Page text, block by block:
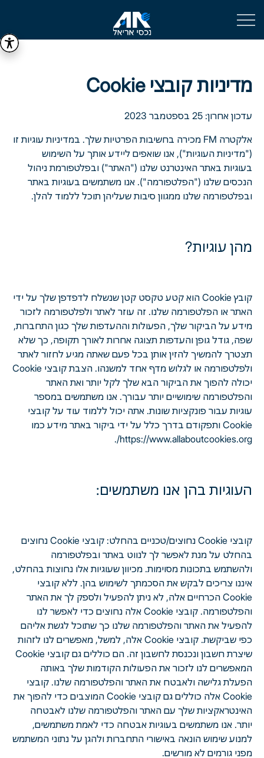
מדיניות קובצי Cookie
עדכון אחרון: 25 בספטמבר 2023
אלקטרה FM מכירה בחשיבות הפרטיות שלך. במדיניות עוגיות זו
("מדיניות העוגיות"), אנו שואפים ליידע אותך על השימוש
בעוגיות באתר האינטרנט שלנו ("האתר") ובפלטפורמת ניהול
הנכסים שלנו ("הפלטפורמה"). אנו משתמשים בעוגיות באתר
ובפלטפורמה שלנו ממגוון סיבות שעליהן תוכל ללמוד להלן.
מהן עוגיות?
קובץ Cookie הוא קטע טקסט קטן שנשלח לדפדפן שלך על ידי
האתר או הפלטפורמה שלנו. זה עוזר לאתר ולפלטפורמה לזכור
מידע על הביקור שלך, הפעולות וההעדפות שלך כגון התחברות,
שפה, גודל גופן והעדפות תצוגה אחרות לאורך תקופה, כך שלא
תצטרך להמשיך להזין אותן בכל פעם שאתה מגיע לחזור לאתר
ולפלטפורמה או לגלוש מדף אחד למשנהו. הצבת קובצי Cookie
יכולה להפוך את הביקור הבא שלך לקל יותר ואת האתר
והפלטפורמה שימושיים יותר עבורך. אנו משתמשים במספר
עוגיות עבור פונקציות שונות. אתה יכול ללמוד עוד על קובצי
Cookie ותפקודם בדרך כלל על ידי ביקור באתר מידע כמו
https://www.allaboutcookies.org/.
העוגיות בהן אנו משתמשים:
קובצי Cookie נחוצים/טכניים בהחלט: קובצי Cookie נחוצים
בהחלט על מנת לאפשר לך לנווט באתר ובפלטפורמה
ולהשתמש בתכונות מסוימות. מכיוון שעוגיות אלו נחוצות בהחלט,
איננו צריכים לבקש את הסכמתך לשימוש בהן. ללא קובצי
Cookie הכרחיים אלה, לא ניתן להפעיל ולספק לך את האתר
והפלטפורמה. קובצי Cookie אלה נחוצים כדי לאפשר לנו
להפעיל את האתר והפלטפורמה שלנו כך שתוכל לגשת אליהם
כפי שביקשת. קובצי Cookie אלה, למשל, מאפשרים לנו לזהות
שיצרת חשבון ונכנסת לחשבון זה. הם כוללים גם קובצי Cookie
המאפשרים לנו לזכור את הפעולות הקודמות שלך באותה
הפעלת גלישה ולאבטח את האתר והפלטפורמה שלנו. קובצי
Cookie אלה כוללים גם קובצי Cookie המוצבים כדי להפוך את
האינטראקציות שלך עם האתר והפלטפורמה שלנו לאבטחה
יותר. אנו משתמשים בעוגיות אבטחה כדי לאמת משתמשים,
למנוע שימוש הונאה באישורי התחברות ולהגן על נתוני המשתמש
מפני גורמים לא מורשים.